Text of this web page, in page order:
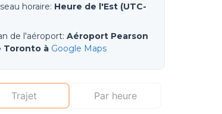
horaire: Heure de l'Est (UTC-
de l'aéroport: Aéroport Pearson
Toronto à Google Maps